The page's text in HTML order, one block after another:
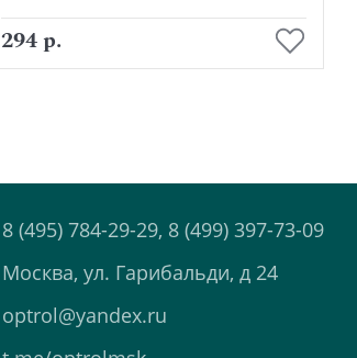
294 р.
8 (495) 784-29-29, 8 (499) 397-73-09
Москва, ул. Гарибальди, д 24
optrol@yandex.ru